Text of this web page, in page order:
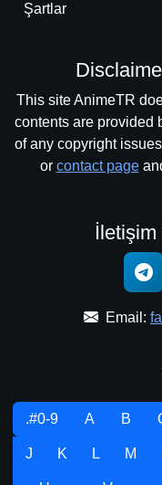
Şartlar
This site AnimeTR
contents are provided
of any copyright
or contact page
Email:
.#0-9 A B
J K L M